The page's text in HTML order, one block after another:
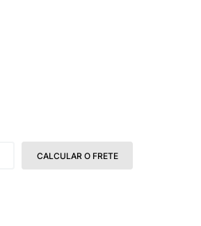
CALCULAR O FRETE